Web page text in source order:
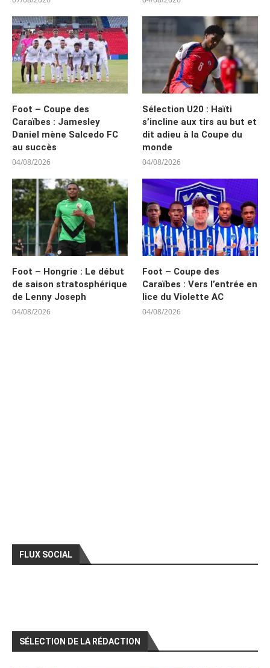
Foot – Coupe des
Caraïbes : Jamesley
Daniel mène Salcedo FC
au succès
04/08/2026
Sélection U20 : Haïti
s’incline aux tirs au but et
dit adieu à la Coupe du
monde
04/08/2026
Foot – Hongrie : Le début
de saison stratosphérique
de Lenny Joseph
04/08/2026
Foot – Coupe des
Caraïbes : Vers l’entrée en
lice du Violette AC
04/08/2026
FLUX SOCIAL
SÉLECTION DE LA RÉDACTION